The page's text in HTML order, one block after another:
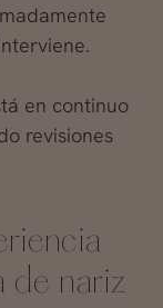
en continuo
revisiones
de nariz